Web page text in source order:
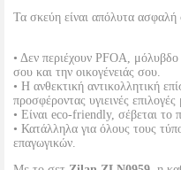
Τα σκεύη είναι απόλυτα
• Δεν περιέχουν PFOA, μόλυβδο
σου και την οικογένειάς σου.
• Η ανθεκτική αντικολλητική
προσφέροντας υγιεινές επιλογές
• Είναι eco-friendly, σέβεται το
• Κατάλληλα για όλους τους
επαγωγικών.